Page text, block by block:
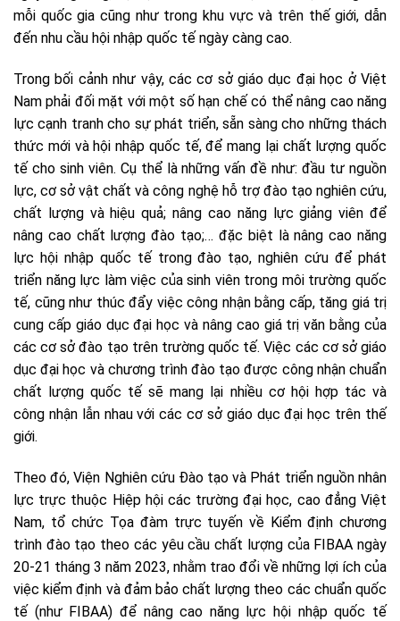
mỗi quốc gia cũng như trong khu vực và trên thế giới, dẫn
đến nhu cầu hội nhập quốc tế ngày càng cao.
Trong bối cảnh như vậy, các cơ sở giáo dục đại học ở Việt
Nam phải đối mặt với một số hạn chế có thể nâng cao năng
lực cạnh tranh cho sự phát triển, sẵn sàng cho những thách
thức mới và hội nhập quốc tế, để mang lại chất lượng quốc
tế cho sinh viên. Cụ thể là những vấn đề như: đầu tư nguồn
lực, cơ sở vật chất và công nghệ hỗ trợ đào tạo nghiên cứu,
chất lượng và hiệu quả; nâng cao năng lực giảng viên để
nâng cao chất lượng đào tạo;… đặc biệt là nâng cao năng
lực hội nhập quốc tế trong đào tạo, nghiên cứu để phát
triển năng lực làm việc của sinh viên trong môi trường quốc
tế, cũng như thúc đẩy việc công nhận bằng cấp, tăng giá trị
cung cấp giáo dục đại học và nâng cao giá trị văn bằng của
các cơ sở đào tạo trên trường quốc tế. Việc các cơ sở giáo
dục đại học và chương trình đào tạo được công nhận chuẩn
chất lượng quốc tế sẽ mang lại nhiều cơ hội hợp tác và
công nhận lẫn nhau với các cơ sở giáo dục đại học trên thế
giới.
Theo đó, Viện Nghiên cứu Đào tạo và Phát triển nguồn nhân
lực trực thuộc Hiệp hội các trường đại học, cao đẳng Việt
Nam, tổ chức Tọa đàm trực tuyến về Kiểm định chương
trình đào tạo theo các yêu cầu chất lượng của FIBAA ngày
20-21 tháng 3 năm 2023, nhằm trao đổi về những lợi ích của
việc kiểm định và đảm bảo chất lượng theo các chuẩn quốc
tế (như FIBAA) để nâng cao năng lực hội nhập quốc tế